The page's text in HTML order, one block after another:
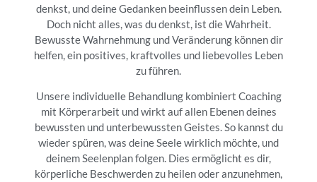
denkst, und deine Gedanken beeinflussen dein Leben.
Doch nicht alles, was du denkst, ist die Wahrheit.
Bewusste Wahrnehmung und Veränderung können dir
helfen, ein positives, kraftvolles und liebevolles Leben
zu führen.
Unsere individuelle Behandlung kombiniert Coaching
mit Körperarbeit und wirkt auf allen Ebenen deines
bewussten und unterbewussten Geistes. So kannst du
wieder spüren, was deine Seele wirklich möchte, und
deinem Seelenplan folgen. Dies ermöglicht es dir,
körperliche Beschwerden zu heilen oder anzunehmen,